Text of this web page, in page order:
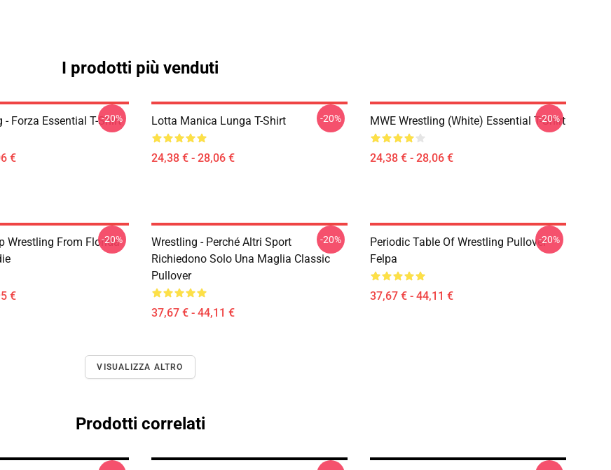
I prodotti più venduti
- Forza Essential T-Shirt
€
-20% Lotta Manica Lunga T-Shirt
24,38 € - 28,06 €
-20% MWE Wrestling (White) Essential T-Shirt
24,38 € - 28,06 €
-20%
Wrestling From Florida
€
-20%
Wrestling - Perché Altri Sport
Richiedono Solo Una Maglia Classic
Pullover
37,67 € - 44,11 €
-20%
Periodic Table Of Wrestling Pullover
Felpa
37,67 € - 44,11 €
-20%
VISUALIZZA ALTRO
Prodotti correlati